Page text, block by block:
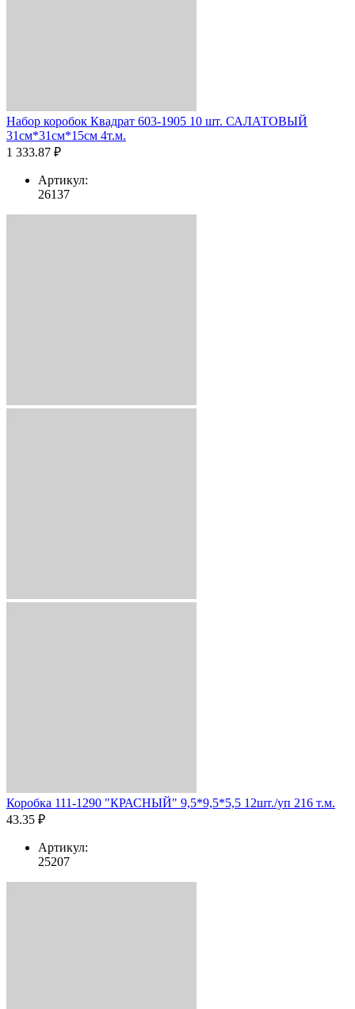
Набор коробок Квадрат 603-1905 10 шт. САЛАТОВЫЙ
31см*31см*15см 4т.м.
1 333.87 ₽
Артикул:
26137
Коробка 111-1290 "КРАСНЫЙ" 9,5*9,5*5,5 12шт./уп 216 т.м.
43.35 ₽
Артикул:
25207